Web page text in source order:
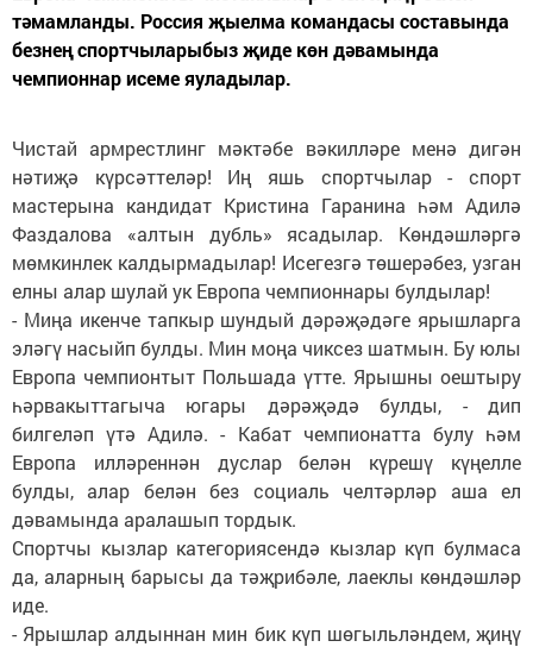
тәмамланды. Россия җыелма командасы составында
безнең спортчыларыбыз җиде көн дәвамында
чемпионнар исеме яуладылар.
Чистай армрестлинг мәктәбе вәкилләре менә дигән
нәтиҗә күрсәттеләр! Иң яшь спортчылар - спорт
мастерына кандидат Крис­тина Гаранина һәм Адилә
Фаздалова «алтын дубль» ясадылар. Көндәшләргә
мөмкинлек калдырмадылар! Исегезгә төшерәбез, узган
елны алар шулай ук Европа чемпионнары булдылар!
- Миңа икенче тапкыр шундый дәрәҗәдәге ярышларга
эләгү насыйп булды. Мин моңа чиксез шатмын. Бу юлы
Европа чемпионтыт Польшада үтте. Ярышны оештыру
һәрвакыттагыча югары дәрәҗәдә булды, - дип
билгеләп үтә Адилә. - Кабат чемпионатта булу һәм
Европа илләреннән дуслар белән күрешү күңелле
булды, алар белән без социаль челтәрләр аша ел
дәвамында аралашып тордык.
Спортчы кызлар категориясендә кызлар күп булмаса
да, аларның барысы да тәҗрибәле, лаеклы көндәшләр
иде.
- Ярышлар алдыннан мин бик күп шөгыльләндем, җиңү